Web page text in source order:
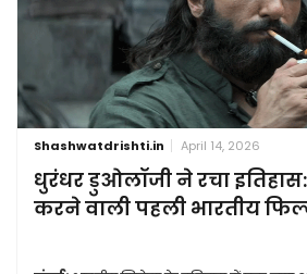
Shashwatdrishti.in April 14, 2026
धुरंधर डुओलॉजी ने रचा
करने वाली पहली भारतीय